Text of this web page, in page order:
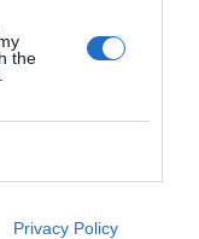
the
Privacy Policy